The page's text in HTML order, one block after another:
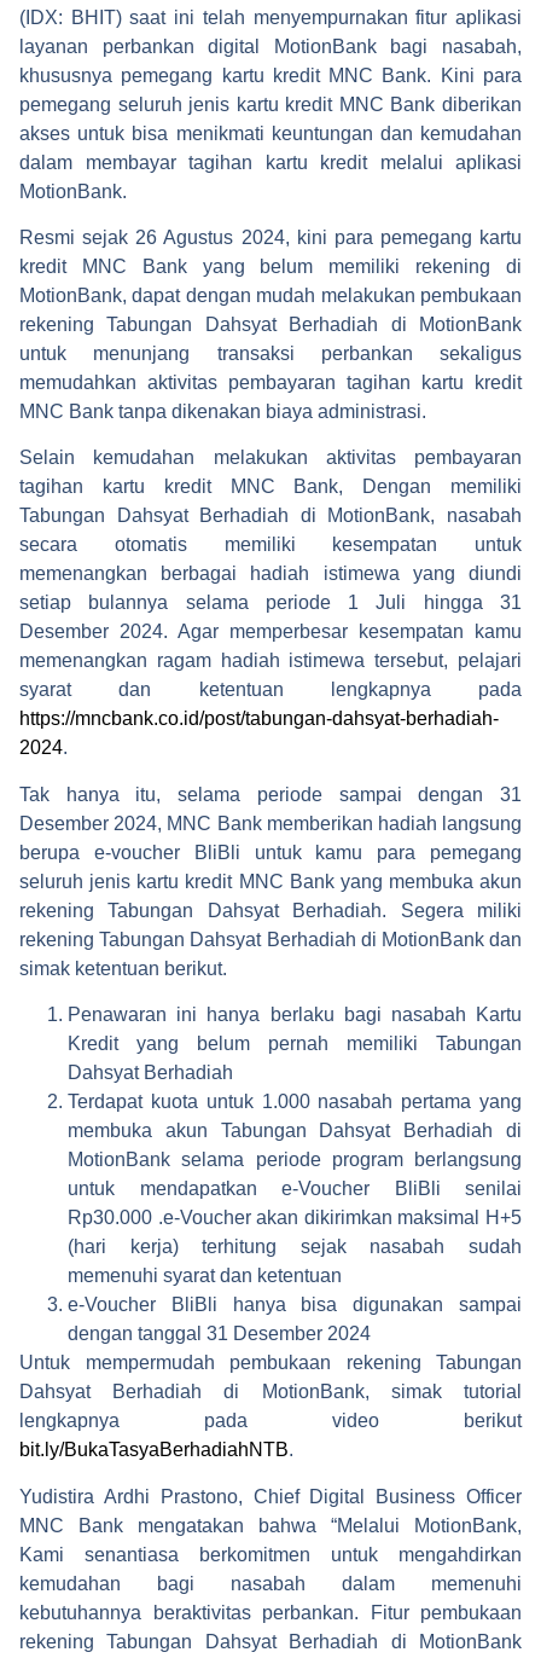
(IDX: BHIT) saat ini telah menyempurnakan fitur aplikasi
layanan perbankan digital MotionBank bagi nasabah,
khususnya pemegang kartu kredit MNC Bank. Kini para
pemegang seluruh jenis kartu kredit MNC Bank diberikan
akses untuk bisa menikmati keuntungan dan kemudahan
dalam membayar tagihan kartu kredit melalui aplikasi
MotionBank.
Resmi sejak 26 Agustus 2024, kini para pemegang kartu
kredit MNC Bank yang belum memiliki rekening di
MotionBank, dapat dengan mudah melakukan pembukaan
rekening Tabungan Dahsyat Berhadiah di MotionBank
untuk menunjang transaksi perbankan sekaligus
memudahkan aktivitas pembayaran tagihan kartu kredit
MNC Bank tanpa dikenakan biaya administrasi.
Selain kemudahan melakukan aktivitas pembayaran
tagihan kartu kredit MNC Bank, Dengan memiliki
Tabungan Dahsyat Berhadiah di MotionBank, nasabah
secara otomatis memiliki kesempatan untuk
memenangkan berbagai hadiah istimewa yang diundi
setiap bulannya selama periode 1 Juli hingga 31
Desember 2024. Agar memperbesar kesempatan kamu
memenangkan ragam hadiah istimewa tersebut, pelajari
syarat dan ketentuan lengkapnya pada
https://mncbank.co.id/post/tabungan-dahsyat-berhadiah-
2024.
Tak hanya itu, selama periode sampai dengan 31
Desember 2024, MNC Bank memberikan hadiah langsung
berupa e-voucher BliBli untuk kamu para pemegang
seluruh jenis kartu kredit MNC Bank yang membuka akun
rekening Tabungan Dahsyat Berhadiah. Segera miliki
rekening Tabungan Dahsyat Berhadiah di MotionBank dan
simak ketentuan berikut.
Penawaran ini hanya berlaku bagi nasabah Kartu
Kredit yang belum pernah memiliki Tabungan
Dahsyat Berhadiah
Terdapat kuota untuk 1.000 nasabah pertama yang
membuka akun Tabungan Dahsyat Berhadiah di
MotionBank selama periode program berlangsung
untuk mendapatkan e-Voucher BliBli senilai
Rp30.000 .e-Voucher akan dikirimkan maksimal H+5
(hari kerja) terhitung sejak nasabah sudah
memenuhi syarat dan ketentuan
e-Voucher BliBli hanya bisa digunakan sampai
dengan tanggal 31 Desember 2024
Untuk mempermudah pembukaan rekening Tabungan
Dahsyat Berhadiah di MotionBank, simak tutorial
lengkapnya pada video berikut
bit.ly/BukaTasyaBerhadiahNTB.
Yudistira Ardhi Prastono, Chief Digital Business Officer
MNC Bank mengatakan bahwa “Melalui MotionBank,
Kami senantiasa berkomitmen untuk mengahdirkan
kemudahan bagi nasabah dalam memenuhi
kebutuhannya beraktivitas perbankan. Fitur pembukaan
rekening Tabungan Dahsyat Berhadiah di MotionBank